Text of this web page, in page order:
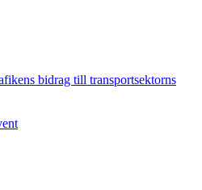
bidrag till transportsektorns